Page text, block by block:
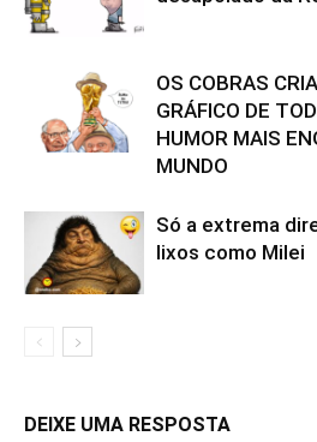
OS COBRAS
GRÁFICO DE
HUMOR MAIS
MUNDO
Só a extrema
lixos como Milei
DEIXE UMA RESPOSTA